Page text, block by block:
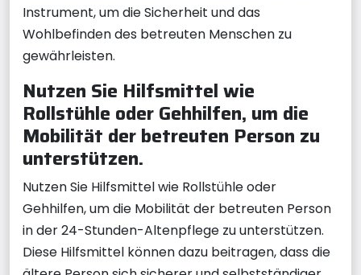
Instrument, um die Sicherheit und das
Wohlbefinden des betreuten Menschen zu
gewährleisten.
Nutzen Sie Hilfsmittel wie
Rollstühle oder Gehhilfen, um die
Mobilität der betreuten Person zu
unterstützen.
Nutzen Sie Hilfsmittel wie Rollstühle oder
Gehhilfen, um die Mobilität der betreuten Person
in der 24-Stunden-Altenpflege zu unterstützen.
Diese Hilfsmittel können dazu beitragen, dass die